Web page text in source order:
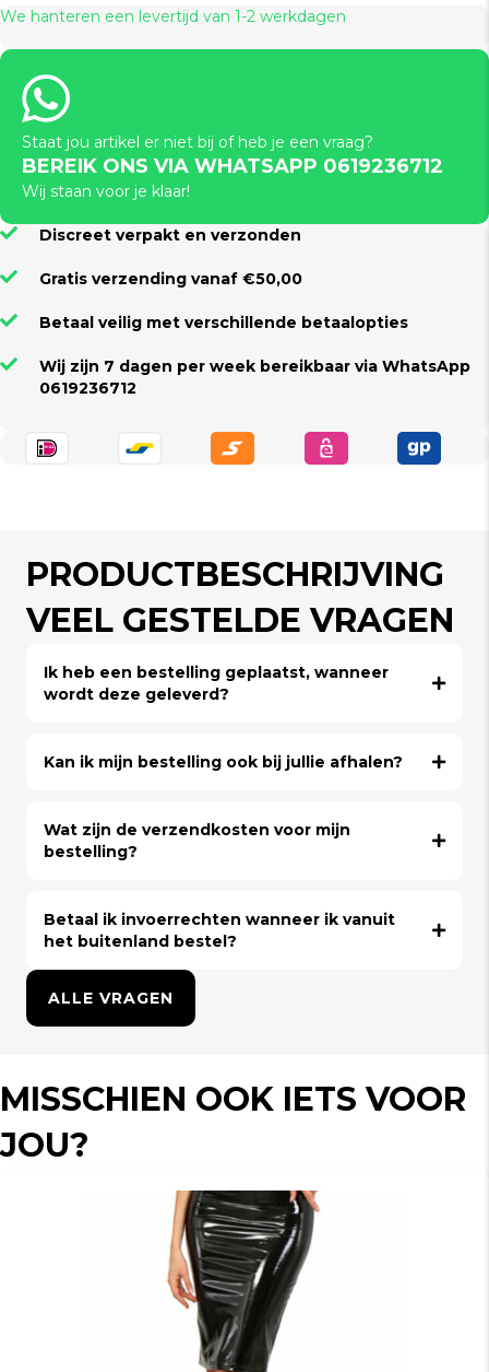
We hanteren een levertijd van 1-2 werkdagen
Staat jou artikel er niet bij of heb je een vraag?
BEREIK ONS VIA WHATSAPP 0619236712
Wij staan voor je klaar!
Discreet verpakt en verzonden
Gratis verzending vanaf €50,00
Betaal veilig met verschillende betaalopties
Wij zijn 7 dagen per week bereikbaar via WhatsApp
0619236712
PRODUCTBESCHRIJVING
VEEL GESTELDE VRAGEN
Ik heb een bestelling geplaatst, wanneer
wordt deze geleverd?
Kan ik mijn bestelling ook bij jullie afhalen?
Wat zijn de verzendkosten voor mijn
bestelling?
Betaal ik invoerrechten wanneer ik vanuit
het buitenland bestel?
ALLE VRAGEN
MISSCHIEN OOK IETS VOOR
JOU?